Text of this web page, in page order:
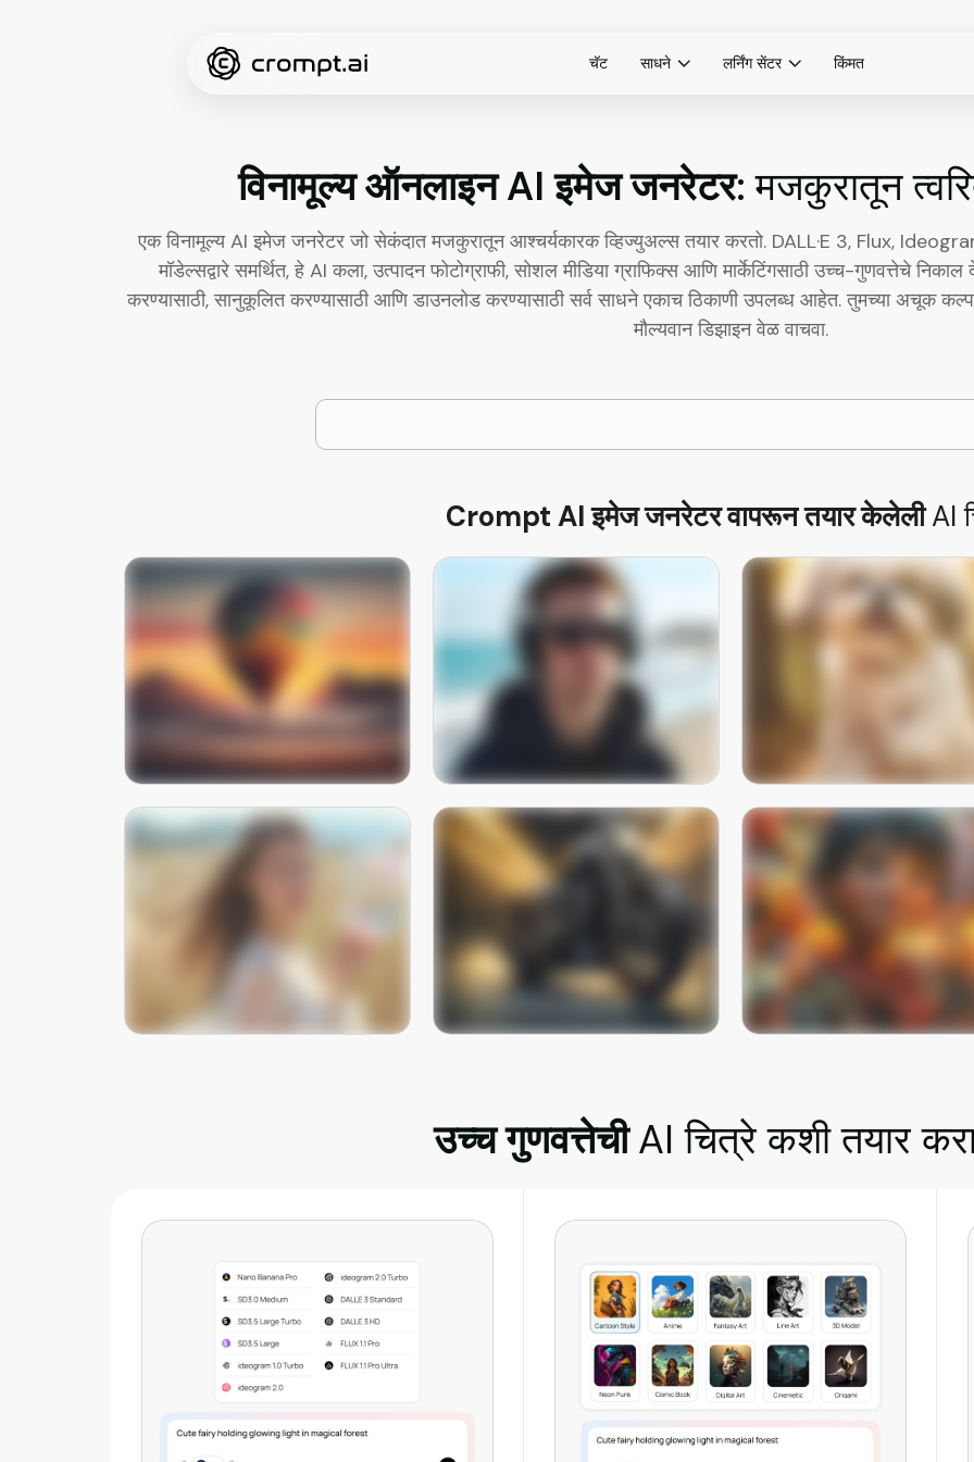
चॅट साधने लर्निंग सेंटर किंमत
विनामूल्य ऑनलाइन AI इमेज जनरेटर:मजकुरातून
एक विनामूल्य AI इमेज जनरेटर जो सेकंदात मजकुरातून आश्चर्यकारक व्हिज्युअल्स तयार करतो. DALL·E 3, Flux,
मॉडेल्सद्वारे समर्थित, हे AI कला, उत्पादन फोटोग्राफी, सोशल मीडिया ग्राफिक्स आणि मार्केटिंगसाठी उच्च-गुणवत्तेचे
करण्यासाठी, सानुकूलित करण्यासाठी आणि डाउनलोड करण्यासाठी सर्व साधने एकाच ठिकाणी उपलब्ध आहेत. तुमच्या अचूक
मौल्यवान डिझाइन वेळ वाचवा.
Crompt AI इमेज जनरेटर वापरून तयार केलेलीAI
Hot air balloon flying over
cinematic lighting
Cool man wearing headphones on
photography
आता लगेच वापरून पहा
Adorable fluffy dog portrait
soft golden sunlight and
depth of field
Beautiful woman holding a soap
bubble in natural sunlight with
dreamy tones
आता लगेच वापरून पहा
Luxury black motorcycle parked in
a neon-lit tunnel with cinematic
आता लगेच वापरून पहा
Cute animated boy
expressive eyes in a
fantasy world
आता लगेच वापरून पहा
उच्च गुणवत्तेचीAI चित्रे कशी तयार